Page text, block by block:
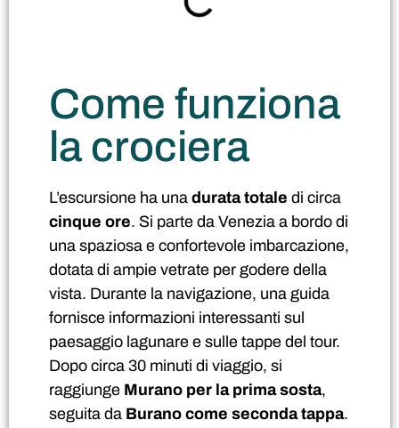
Come funziona
la crociera
L’escursione ha una durata totale di circa
cinque ore. Si parte da Venezia a bordo di
una spaziosa e confortevole imbarcazione,
dotata di ampie vetrate per godere della
vista. Durante la navigazione, una guida
fornisce informazioni interessanti sul
paesaggio lagunare e sulle tappe del tour.
Dopo circa 30 minuti di viaggio, si
raggiunge Murano per la prima sosta,
seguita da Burano come seconda tappa.